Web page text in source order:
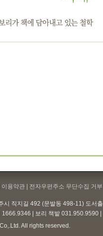
이용약관 | 전자우편주소 무단수집 거
시 직지길 492 (문발동 498-11) 도서
1666.9346 | 보리 책밭 031.950.9590
All rights reserved.